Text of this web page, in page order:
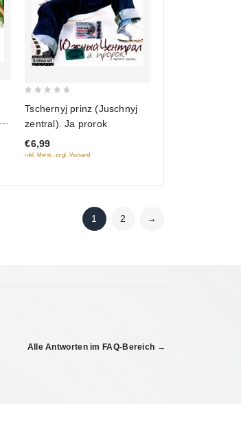
of
5
Tschernyj prinz (Juschnyj
zentral). Ja prorok
€6,99
inkl. Mwst., zzgl. Versand
1 2 →
Alle Antworten im FAQ-Bereich →